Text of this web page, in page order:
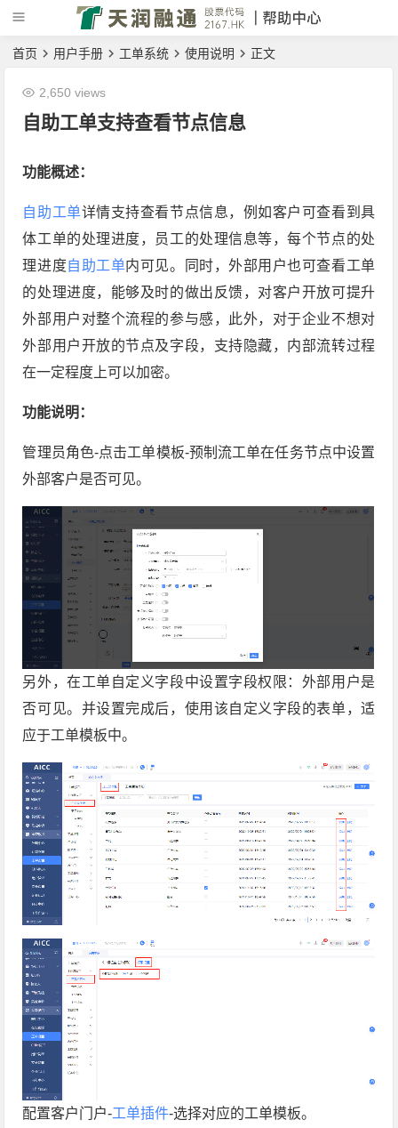
首页 用户手册 工单系统 使用说明 正文
自助工单支持查看节点信息
2,650 views
功能概述：
自助工单详情支持查看节点信息，例如客户可查看到具
体工单的处理进度，员工的处理信息等，每个节点的处
理进度自助工单内可见。同时，外部用户也可查看工单
的处理进度，能够及时的做出反馈，对客户开放可提升
外部用户对整个流程的参与感，此外，对于企业不想对
外部用户开放的节点及字段，支持隐藏，内部流转过程
在一定程度上可以加密。
功能说明：
管理员角色-点击工单模板-预制流工单在任务节点中设置
外部客户是否可见。
另外，在工单自定义字段中设置字段权限：外部用户是
否可见。并设置完成后，使用该自定义字段的表单，适
应于工单模板中。
配置客户门户-工单插件-选择对应的工单模板。